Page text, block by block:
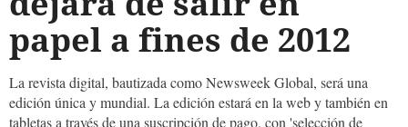
papel a fines de 2012
La revista digital, bautizada como Newsweek Global, será una
edición única y mundial. La edición estará en la web y también en
tabletas a través de una suscripción de pago, con 'selección de